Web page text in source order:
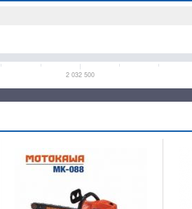
2 032 500